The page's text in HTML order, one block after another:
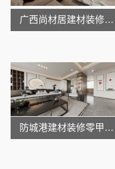
广西尚材居建材装修靠谱吗？
防城港建材装修零甲醛别墅-广西尚材居建材